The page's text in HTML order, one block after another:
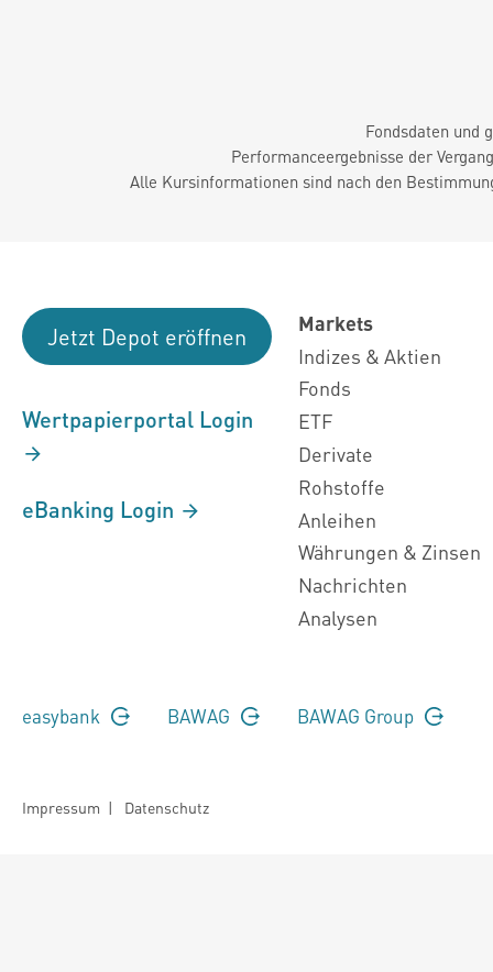
Fondsdaten und
Performanceergebnisse der
Alle Kursinformationen sind nach den
Jetzt Depot eröffnen
Wertpapierportal Login
eBanking Login
Markets
Indizes & Aktien
Fonds
ETF
Derivate
Rohstoffe
Anleihen
Währungen & Zinsen
Nachrichten
Analysen
easybank BAWAG BAWAG Group
Impressum | Datenschutz